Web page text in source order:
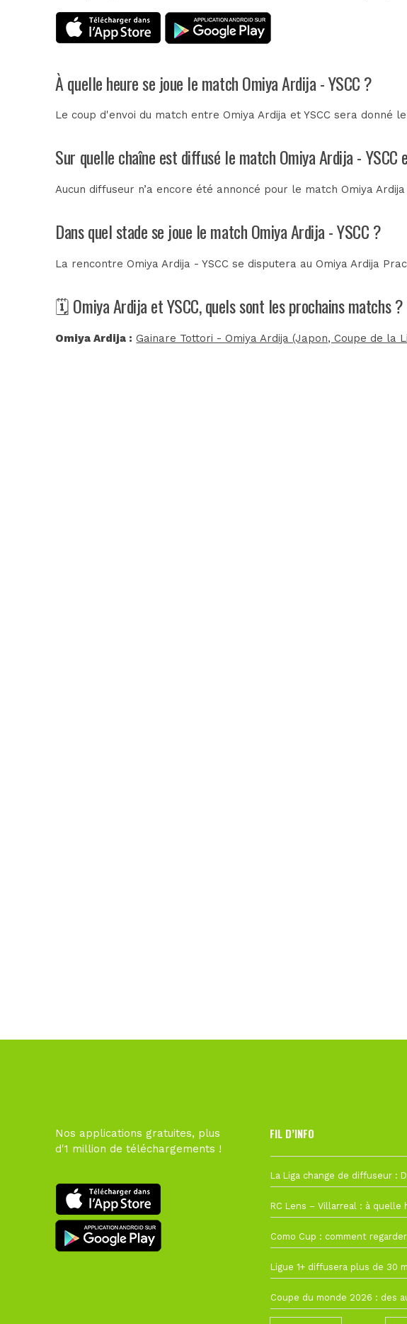
À quelle heure se joue le match Omiya Ardija - YSCC ?
Le coup d'envoi du match entre Omiya Ardija et YSCC sera donné
Sur quelle chaîne est diffusé le match Omiya Ardija - YSCC
Aucun diffuseur n’a encore été annoncé pour le match Omiya
Dans quel stade se joue le match Omiya Ardija - YSCC ?
La rencontre Omiya Ardija - YSCC se disputera auOmiya Ardija
🗓️ Omiya Ardija et YSCC, quels sont les prochains matchs ?
Omiya Ardija : Gainare Tottori - Omiya Ardija (Japon, Coupe de la
Nos applications gratuites, plus
d'1 million de téléchargements !
FIL D’INFO